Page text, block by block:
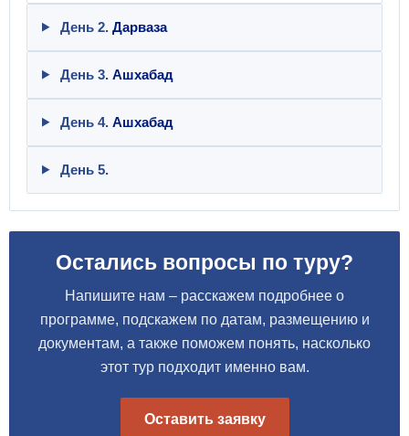
День 2. Дарваза
День 3. Ашхабад
День 4. Ашхабад
День 5.
Остались вопросы по туру?
Напишите нам – расскажем подробнее о
программе, подскажем по датам, размещению и
документам, а также поможем понять, насколько
этот тур подходит именно вам.
Оставить заявку